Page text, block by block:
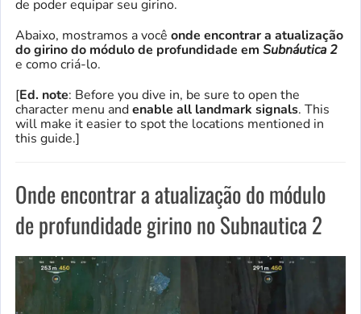
de poder equipar seu girino.
Abaixo, mostramos a você onde encontrar a atualização
do girino do módulo de profundidade em Subnáutica 2
e como criá-lo.
[Ed. note: Before you dive in, be sure to open the
character menu andenable all landmark signals. This
will make it easier to spot the locations mentioned in
this guide.]
Onde encontrar a atualização do módulo
de profundidade girino no Subnautica 2